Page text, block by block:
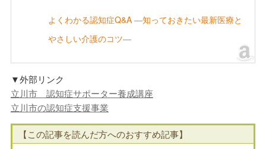
よくわかる認知症Q&A ―知っておきたい最新医療と
やさしい介護のコツ―
▼外部リンク
立川市 認知症サポーター養成講座
立川市の認知症支援事業
【この記事を読んだ方へのおすすめ記事】